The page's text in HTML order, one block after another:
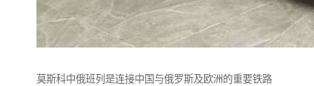
莫斯科中俄班列是连接中国与俄罗斯及欧洲的重要铁路